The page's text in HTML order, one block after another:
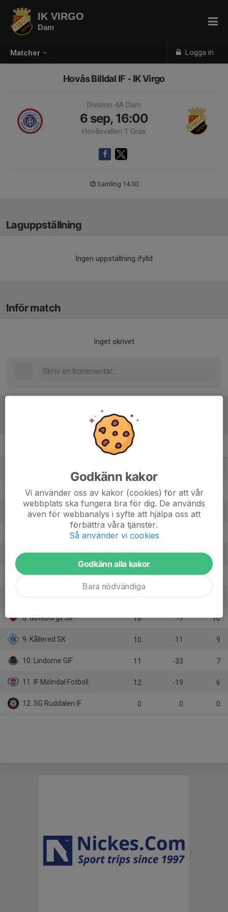
Matcher Logga in
IK VIRGO
Dam
Hovås Billdal IF - IK Virgo
Division 4A Dam
6 sep, 16:00
Hovåsvallen 1 Gräs
Samling 14:30
Laguppställning
Ingen uppställning ifylld
Inför match
Inget skrivet
2. IK Virgo 11 23
3. Mölnlycke IF 11 -1
9
5. Näsets SK (B) 12 5
6. Mossens BK (B) 11 8
8. Göteborgs SIF 10 -7 10
9. Kållered SK 10 -11 9
10. Lindome GIF 11 -33 7
11. IF Mölndal Fotboll 12 -19 6
12. SG Ruddalen IF 0 0 0
Godkänn kakor
Vi använder oss av kakor (cookies) för att vår
webbplats ska fungera bra för dig. De används
även för webbanalys i syfte att hjälpa oss att
förbättra våra tjänster.
Så använder vi cookies
Godkänn alla kakor
Bara nödvändiga